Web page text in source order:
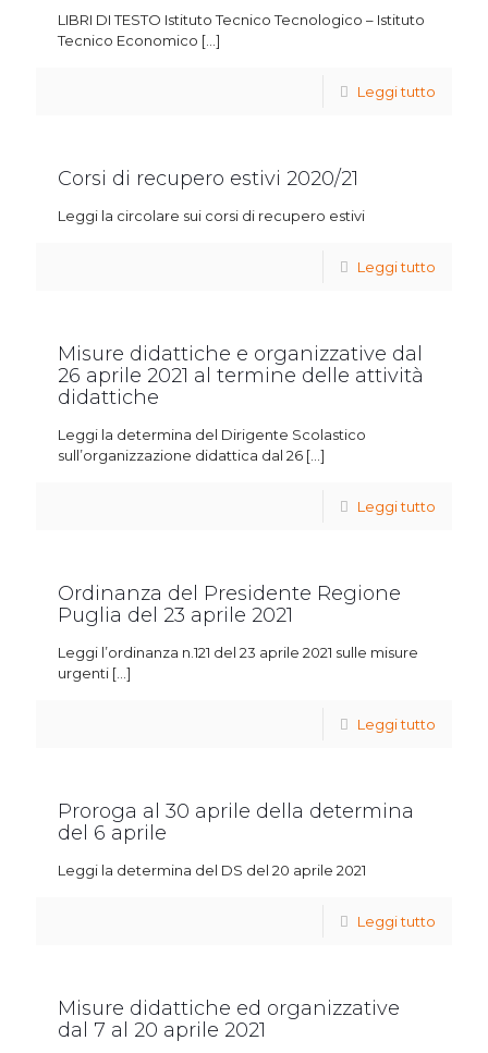
LIBRI DI TESTO Istituto Tecnico Tecnologico – Istituto
Tecnico Economico […]
Leggi tutto
Corsi di recupero estivi 2020/21
Leggi la circolare sui corsi di recupero estivi
Leggi tutto
Misure didattiche e organizzative dal
26 aprile 2021 al termine delle attività
didattiche
Leggi la determina del Dirigente Scolastico
sull’organizzazione didattica dal 26 […]
Leggi tutto
Ordinanza del Presidente Regione
Puglia del 23 aprile 2021
Leggi l’ordinanza n.121 del 23 aprile 2021 sulle misure
urgenti […]
Leggi tutto
Proroga al 30 aprile della determina
del 6 aprile
Leggi la determina del DS del 20 aprile 2021
Leggi tutto
Misure didattiche ed organizzative
dal 7 al 20 aprile 2021